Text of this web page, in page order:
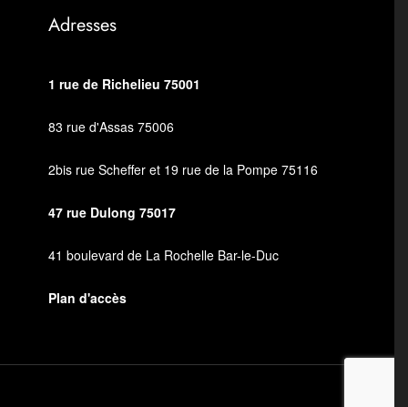
Adresses
1 rue de Richelieu 75001
83 rue d'Assas 75006
2bis rue Scheffer et 19 rue de la Pompe 75116
47 rue Dulong 75017
41 boulevard de La Rochelle Bar-le-Duc
Plan d'accès